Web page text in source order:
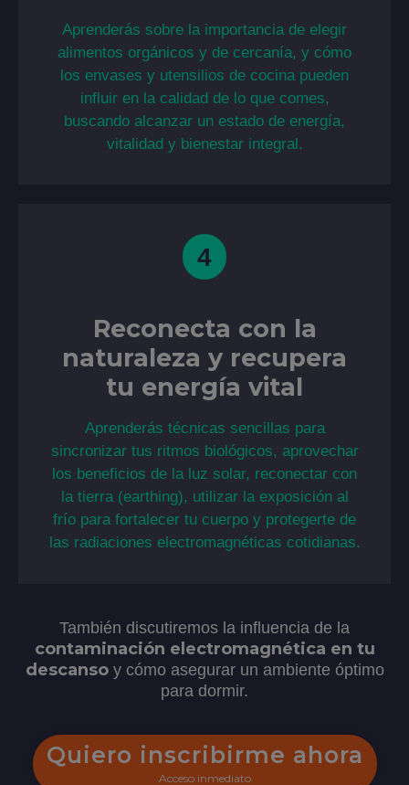
Aprenderás sobre la importancia de elegir
alimentos orgánicos y de cercanía, y cómo
los envases y utensilios de cocina pueden
influir en la calidad de lo que comes,
buscando alcanzar un estado de energía,
vitalidad y bienestar integral.
4
Reconecta con la
naturaleza y recupera
tu energía vital
Aprenderás técnicas sencillas para
sincronizar tus ritmos biológicos, aprovechar
los beneficios de la luz solar, reconectar con
la tierra (earthing), utilizar la exposición al
frío para fortalecer tu cuerpo y protegerte de
las radiaciones electromagnéticas cotidianas.
También discutiremos la influencia de la
contaminación electromagnética en tu
descansoy cómo asegurar un ambiente óptimo
para dormir.
Quiero inscribirme ahora
Acceso inmediato